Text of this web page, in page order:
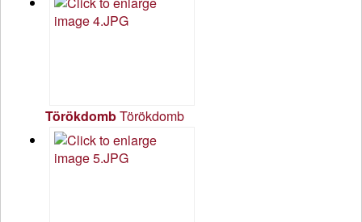
TörökdombTörökdomb